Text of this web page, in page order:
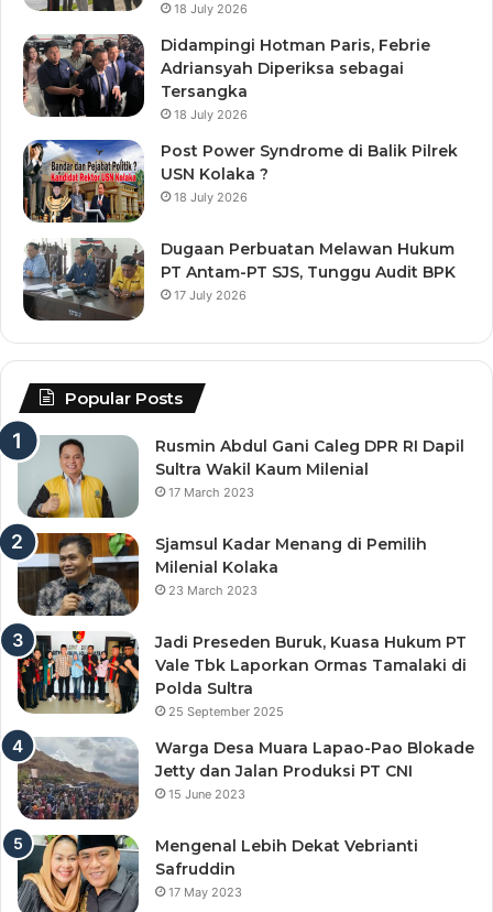
18 July 2026
Didampingi Hotman Paris, Febrie
Adriansyah Diperiksa sebagai
Tersangka
18 July 2026
Post Power Syndrome di Balik Pilrek
USN Kolaka ?
18 July 2026
Dugaan Perbuatan Melawan Hukum
PT Antam-PT SJS, Tunggu Audit BPK
17 July 2026
Popular Posts
Rusmin Abdul Gani Caleg DPR RI Dapil
Sultra Wakil Kaum Milenial
17 March 2023
Sjamsul Kadar Menang di Pemilih
Milenial Kolaka
23 March 2023
Jadi Preseden Buruk, Kuasa Hukum PT
Vale Tbk Laporkan Ormas Tamalaki di
Polda Sultra
25 September 2025
Warga Desa Muara Lapao-Pao Blokade
Jetty dan Jalan Produksi PT CNI
15 June 2023
Mengenal Lebih Dekat Vebrianti
Safruddin
17 May 2023